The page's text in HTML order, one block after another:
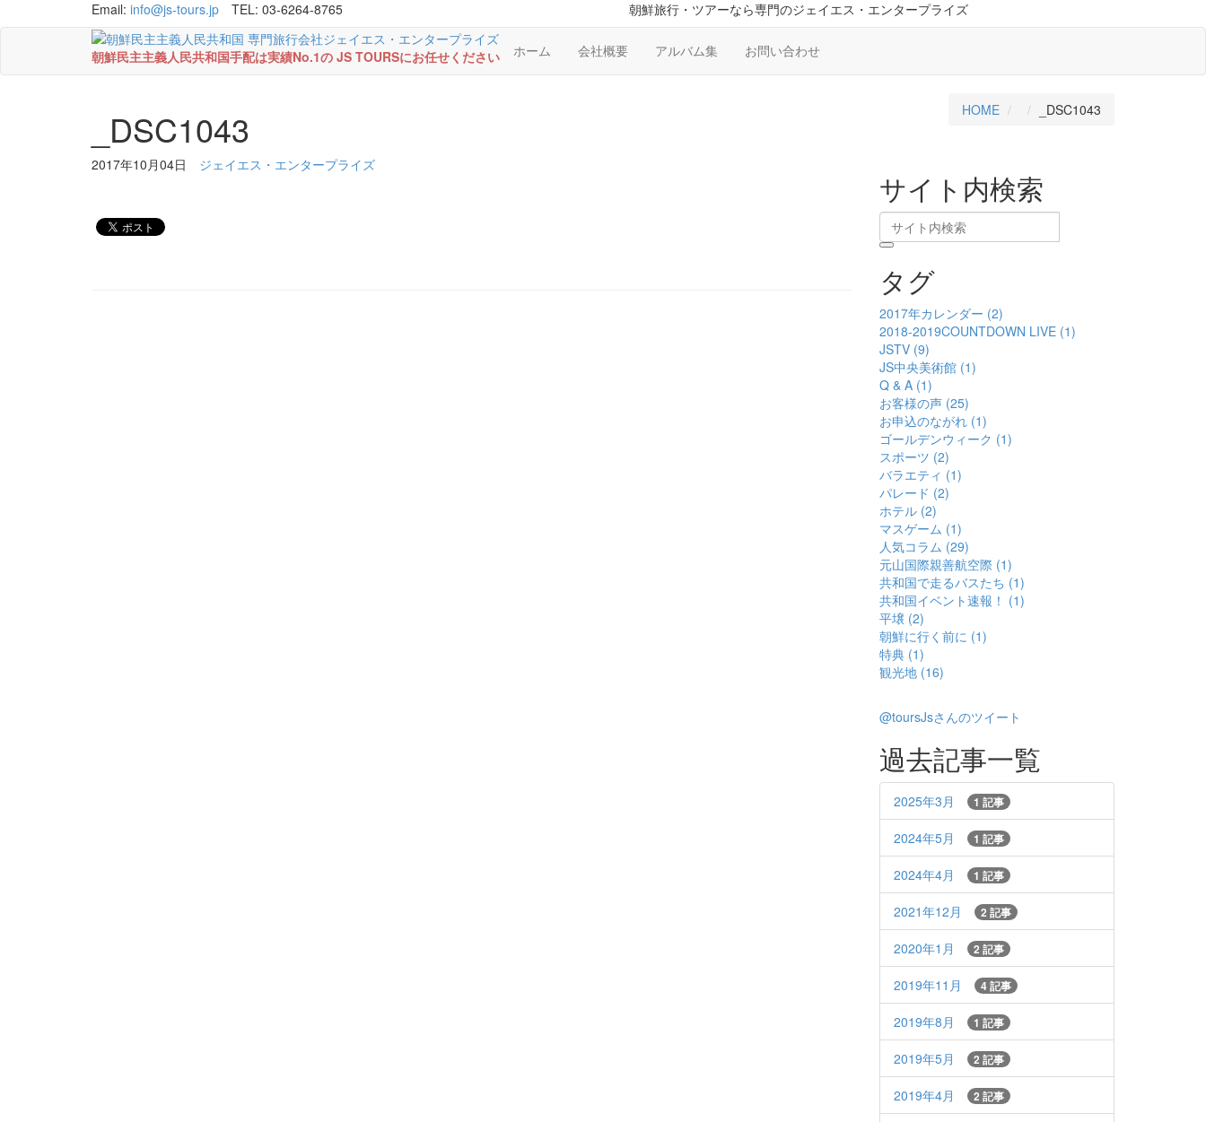
Email: info@js-tours.jp TEL: 03-6264-8765 朝鮮旅行・ツアーなら専門のジェイエス・エンタープライズ
朝鮮民主主義人民共和国手配は実績No.1の JS TOURSにお任せください ホーム 会社概要 アルバム集 お問い合わせ
_DSC1043 HOME _DSC1043
2017年10月04日 ジェイエス・エンタープライズ
サイト内検索
タグ
2017年カレンダー (2)
2018-2019COUNTDOWN LIVE (1)
JSTV (9)
JS中央美術館 (1)
Q & A (1)
お客様の声 (25)
お申込のながれ (1)
ゴールデンウィーク (1)
スポーツ (2)
バラエティ (1)
パレード (2)
ホテル (2)
マスゲーム (1)
人気コラム (29)
元山国際親善航空際 (1)
共和国で走るバスたち (1)
共和国イベント速報！ (1)
平壌 (2)
朝鮮に行く前に (1)
特典 (1)
観光地 (16)
@toursJsさんのツイート
過去記事一覧
2025年3月 1 記事
2024年5月 1 記事
2024年4月 1 記事
2021年12月 2 記事
2020年1月 2 記事
2019年11月 4 記事
2019年8月 1 記事
2019年5月 2 記事
2019年4月 2 記事